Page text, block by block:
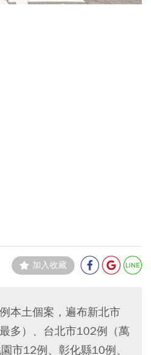
加入收藏
本土個案，遍布新北市
多）、台北市102例（萬
市12例、彰化縣10例、